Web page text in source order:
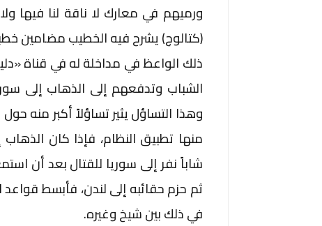
ورميهم في معارك لا ناقة لنا فيها
(كتالوج) يشرح فيه الخطيب مضامين
ذلك الواعظ في مداخلة له في قناة
الشباب وتدفعهم إلى الذهاب إلى
وهذا التساؤل يثير تساؤلاً أكبر منه
منها تطبيق النظام، فإذا كان
شاباً نفر إلى سوريا للقتال بعد أن
ثم حزم حقائبه إلى لندن، فأبسط
في ذلك بين شيخ وغيره.